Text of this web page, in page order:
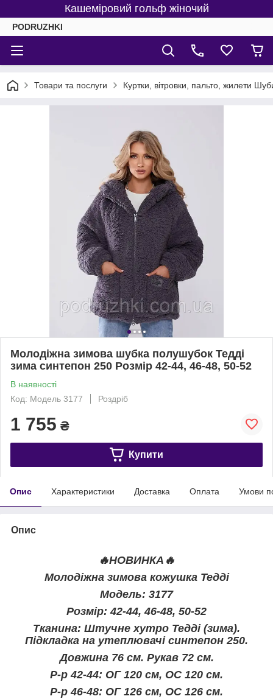
Кашеміровий гольф жіночий
PODRUZHKI
Товари та послуги Куртки, вітровки, пальто, жилети
Молодіжна зимова шубка полушубок Тедді
зима синтепон 250 Розмір 42-44, 46-48, 50-52
В наявності
Код: Модель 3177
Роздріб
1 755 ₴
Купити
Опис Характеристики Доставка Оплата Умови
Опис
🔥НОВИНКА🔥
Молодіжна зимова кожушка Тедді
Модель: 3177
Розмір: 42-44, 46-48, 50-52
Тканина: Штучне хутро Тедді (зима).
Підкладка на утеплювачі синтепон 250.
Довжина 76 см. Рукав 72 см.
Р-р 42-44: ОГ 120 см, ОС 120 см.
Р-р 46-48: ОГ 126 см, ОС 126 см.